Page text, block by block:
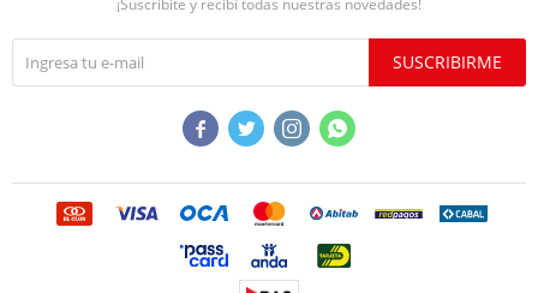
SUSCRIBIRME
   